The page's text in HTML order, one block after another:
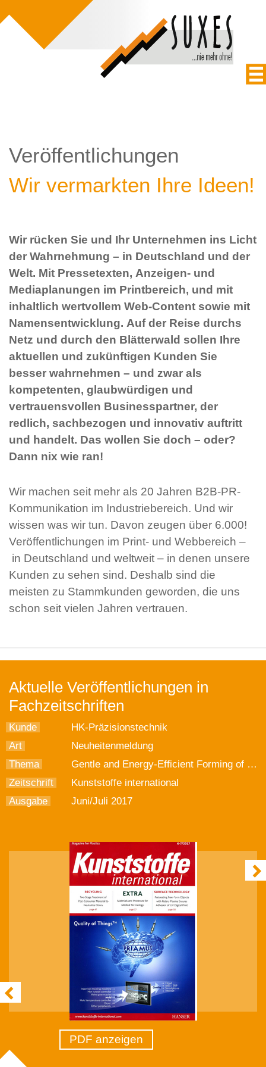
Veröffentlichungen
Wir vermarkten Ihre Ideen!
Wir rücken Sie und Ihr Unternehmen ins Licht
der Wahrnehmung – in Deutschland und der
Welt. Mit Pressetexten, Anzeigen- und
Mediaplanungen im Printbereich, und mit
inhaltlich wertvollem Web-Content sowie mit
Namensentwicklung. Auf der Reise durchs
Netz und durch den Blätterwald sollen Ihre
aktuellen und zukünftigen Kunden Sie
besser wahrnehmen – und zwar als
kompetenten, glaubwürdigen und
vertrauensvollen Businesspartner, der
redlich, sachbezogen und innovativ auftritt
und handelt. Das wollen Sie doch – oder?
Dann nix wie ran!
Wir machen seit mehr als 20 Jahren B2B-PR-
Kommunikation im Industriebereich. Und wir
wissen was wir tun. Davon zeugen über 6.000!
Veröffentlichungen im Print- und Webbereich –
in Deutschland und weltweit – in denen unsere
Kunden zu sehen sind. Deshalb sind die
meisten zu Stammkunden geworden, die uns
schon seit vielen Jahren vertrauen.
Aktuelle Veröffentlichungen in
Fachzeitschriften
Kunde
HK-Präzisionstechnik
Art
Neuheitenmeldung
Thema
Gentle and Energy-Efficient Forming of Composites
Zeitschrift
Kunststoffe international
Ausgabe
Juni/Juli 2017
PDF anzeigen